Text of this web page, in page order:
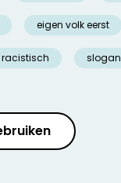
eigen volk eerst
racistisch slogan